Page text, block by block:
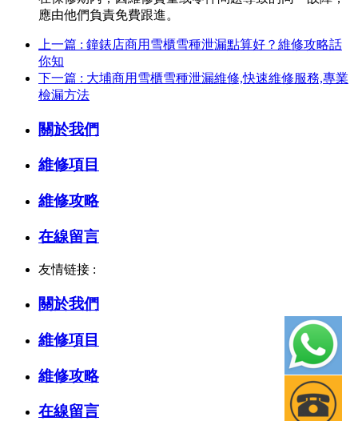
應由他們負責免費跟進。
上一篇 : 鐘錶店商用雪櫃雪種泄漏點算好？維修攻略話
你知
下一篇 : 大埔商用雪櫃雪種泄漏維修,快速維修服務,專業
檢漏方法
關於我們
維修項目
維修攻略
在線留言
友情链接 :
關於我們
維修項目
維修攻略
在線留言